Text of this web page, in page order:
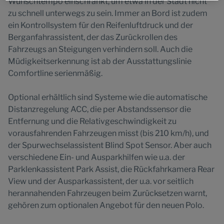
zu schnell unterwegs zu sein. Immer an Bord ist zudem
ein Kontrollsystem für den Reifenluftdruck und der
Berganfahrassistent, der das Zurückrollen des
Fahrzeugs an Steigungen verhindern soll. Auch die
Müdigkeitserkennung ist ab der Ausstattungslinie
Comfortline serienmäßig.
Optional erhältlich sind Systeme wie die automatische
Distanzregelung ACC, die per Abstandssensor die
Entfernung und die Relativgeschwindigkeit zu
vorausfahrenden Fahrzeugen misst (bis 210 km/h), und
der Spurwechselassistent Blind Spot Sensor. Aber auch
verschiedene Ein- und Ausparkhilfen wie u.a. der
Parklenkassistent Park Assist, die Rückfahrkamera Rear
View und der Ausparkassistent, der u.a. vor seitlich
herannahenden Fahrzeugen beim Zurücksetzen warnt,
gehören zum optionalen Angebot für den neuen Polo.
Website.